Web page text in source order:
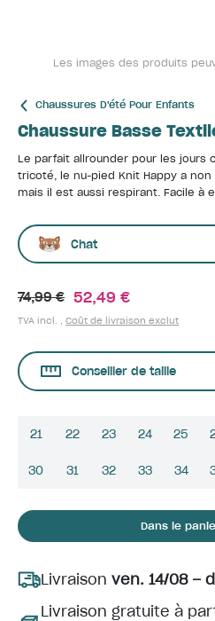
Les images des produits
Chaussures D'été Pour Enfants
Chaussure Basse
Le parfait allrounder pour les jours
tricoté, le nu-pied Knit Happy a
mais il est aussi respirant. Facile à
Chat
74,99 € 52,49 €
TVA incl. , Coût de livraison exclut
Conseiller de taille
21 22 23 24 25
30 31 32 33 34
Dans le
Livraison ven. 14/08 –
Livraison gratuite à